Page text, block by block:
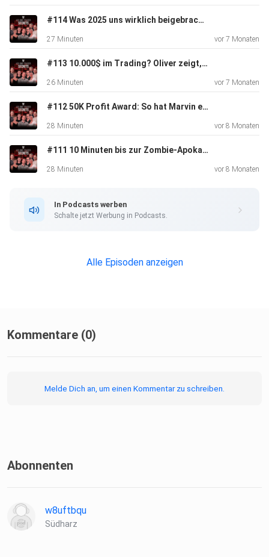
#114 Was 2025 uns wirklich beigebracht hat – und wie du 2026 sauber neu startest
27 Minuten vor 7 Monaten
#113 10.000$ im Trading? Oliver zeigt, wie’s geht!
26 Minuten vor 7 Monaten
#112 50K Profit Award: So hat Marvin es geschafft
28 Minuten vor 8 Monaten
#111 10 Minuten bis zur Zombie-Apokalypse – Was tun?
28 Minuten vor 8 Monaten
In Podcasts werben
Schalte jetzt Werbung in Podcasts.
Alle Episoden anzeigen
Kommentare (0)
Melde Dich an, um einen Kommentar zu schreiben.
Abonnenten
w8uftbqu
Südharz